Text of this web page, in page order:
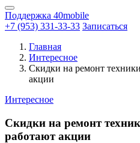
Поддержка 40mobile
+7 (953) 331-33-33 Записаться
Главная
Интересное
Скидки на ремонт
акции
Интересное
Скидки на ремонт
работают акции